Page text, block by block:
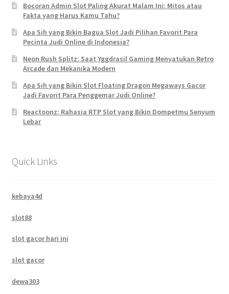
Bocoran Admin Slot Paling Akurat Malam Ini: Mitos atau
Fakta yang Harus Kamu Tahu?
Apa Sih yang Bikin Bagua Slot Jadi Pilihan Favorit Para
Pecinta Judi Online di Indonesia?
Neon Rush Splitz: Saat Yggdrasil Gaming Menyatukan Retro
Arcade dan Mekanika Modern
Apa Sih yang Bikin Slot Floating Dragon Megaways Gacor
Jadi Favorit Para Penggemar Judi Online?
Reactoonz: Rahasia RTP Slot yang Bikin Dompetmu Senyum
Lebar
Quick Links
kebaya4d
slot88
slot gacor hari ini
slot gacor
dewa303